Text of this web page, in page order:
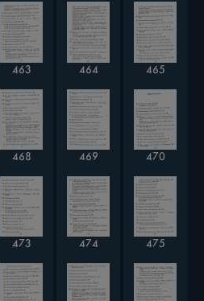
463 464 465
468 469 470
473 474 475